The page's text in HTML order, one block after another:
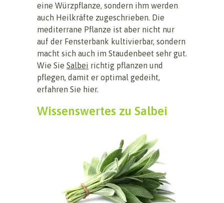
eine Würzpflanze, sondern ihm werden
auch Heilkräfte zugeschrieben. Die
mediterrane Pflanze ist aber nicht nur
auf der Fensterbank kultivierbar, sondern
macht sich auch im Staudenbeet sehr gut.
Wie Sie Salbei richtig pflanzen und
pflegen, damit er optimal gedeiht,
erfahren Sie hier.
Wissenswertes zu Salbei